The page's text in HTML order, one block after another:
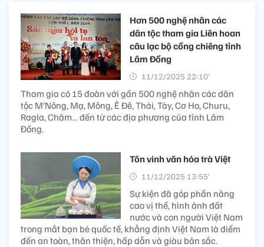
Hơn 500 nghệ nhân các
dân tộc tham gia Liên hoan
câu lạc bộ cồng chiêng tỉnh
Lâm Đồng
11/12/2025 22:10’
Tham gia có 15 đoàn với gần 500 nghệ nhân các dân
tộc M’Nông, Mạ, Mông, Ê Đê, Thái, Tày, Cơ Ho, Churu,
Ragla, Chăm… đến từ các địa phương của tỉnh Lâm
Đồng.
Tôn vinh văn hóa trà Việt
11/12/2025 13:55’
Sự kiện đã góp phần nâng
cao vị thế, hình ảnh đất
nước và con người Việt Nam
trong mắt bạn bè quốc tế, khẳng định Việt Nam là điểm
đến an toàn, thân thiện, hấp dẫn và giàu bản sắc.